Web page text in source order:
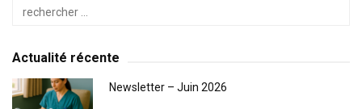
Actualité récente
Newsletter – Juin 2026